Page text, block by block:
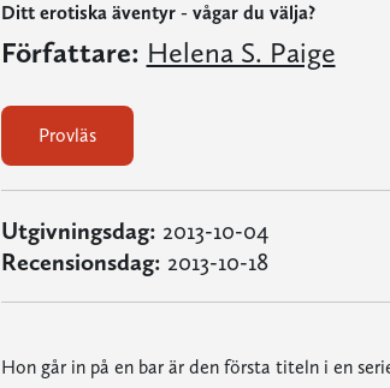
Ditt erotiska äventyr - vågar du välja?
Författare: Helena S. Paige
Provläs
Utgivningsdag: 2013-10-04
Recensionsdag: 2013-10-18
Hon går in på en bar är den första titeln i en